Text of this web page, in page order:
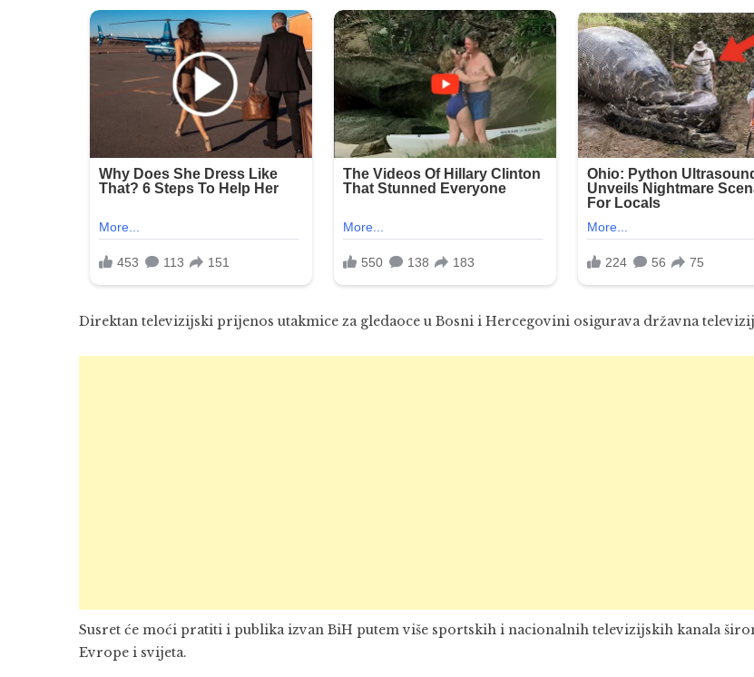
Direktan televizijski prijenos utakmice za gledaoce u Bosni i Hercegovini osigurava državna
Susret će moći pratiti i publika izvan BiH putem više sportskih i nacionalnih televizijskih kanala
Evrope i svijeta.